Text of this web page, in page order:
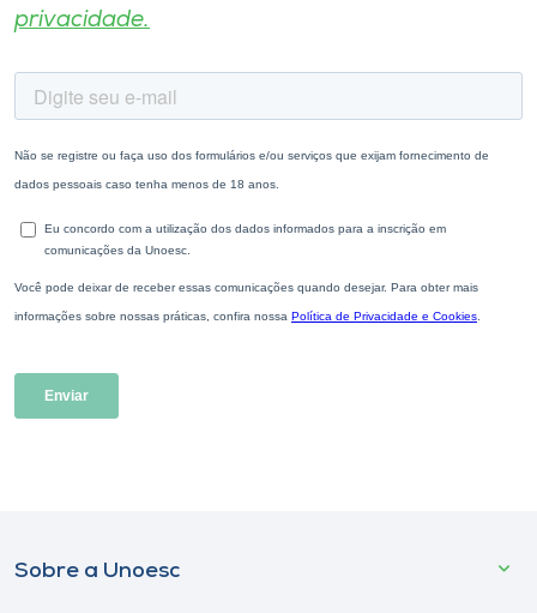
privacidade.
Sobre a Unoesc